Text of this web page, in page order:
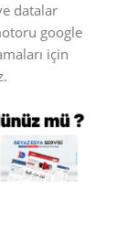
datalar
google
için